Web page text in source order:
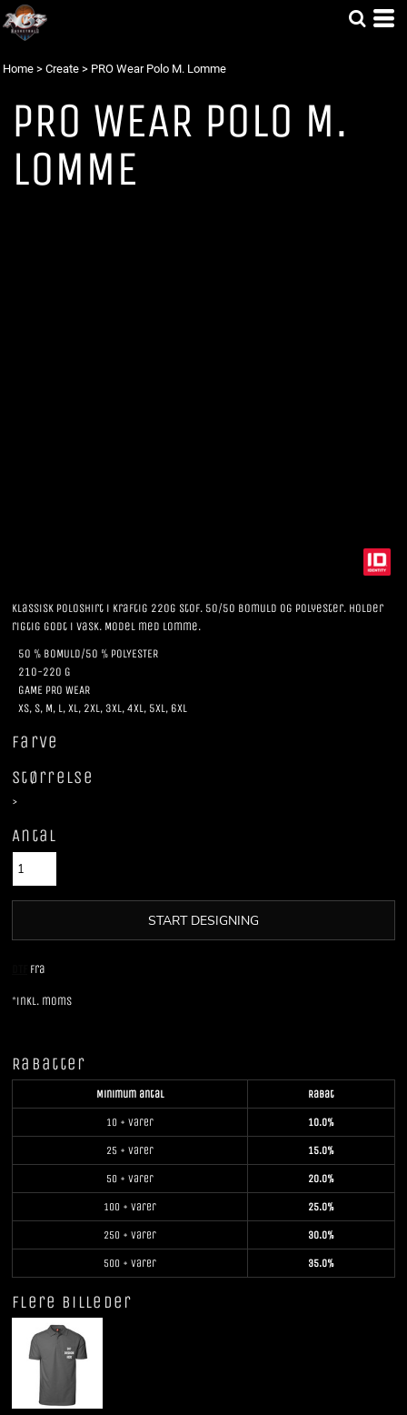
Home > Create > PRO Wear Polo M. Lomme
PRO WEAR POLO M.
LOMME
Klassisk poloshirt i kraftig 220g stof. 50/50 Bomuld og polyester. Holder
rigtig godt i vask. Model med lomme.
50 % BOMULD/50 % POLYESTER
210-220 G
GAME PRO WEAR
XS, S, M, L, XL, 2XL, 3XL, 4XL, 5XL, 6XL
Farve
Størrelse
>
Antal
START DESIGNING
Fra
*inkl. moms
Rabatter
Minimum antal Rabat
10 + varer 10.0%
25 + varer 15.0%
50 + varer 20.0%
100 + varer 25.0%
250 + varer 30.0%
500 + varer 35.0%
Flere billeder